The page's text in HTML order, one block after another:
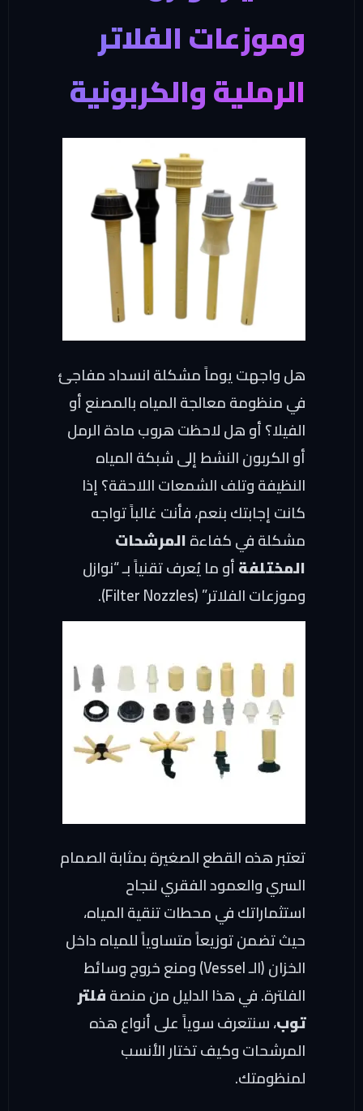
وموزعات الفلاتر
الرملية والكربونية
هل واجهت يوماً مشكلة انسداد مفاجئ
في منظومة معالجة المياه بالمصنع أو
الفيلا؟ أو هل لاحظت هروب مادة الرمل
أو الكربون النشط إلى شبكة المياه
النظيفة وتلف الشمعات اللاحقة؟ إذا
كانت إجابتك بنعم، فأنت غالباً تواجه
مشكلة في كفاءةالمرشحات
المختلفةأو ما يُعرف تقنياً بـ “نوازل
وموزعات الفلاتر” (Filter Nozzles).
تعتبر هذه القطع الصغيرة بمثابة الصمام
السري والعمود الفقري لنجاح
استثماراتك في محطات تنقية المياه،
حيث تضمن توزيعاً متساوياً للمياه داخل
الخزان (الـ Vessel) ومنع خروج وسائط
الفلترة. في هذا الدليل من منصةفلتر
توب، سنتعرف سوياً على أنواع هذه
المرشحات وكيف تختار الأنسب
لمنظومتك.